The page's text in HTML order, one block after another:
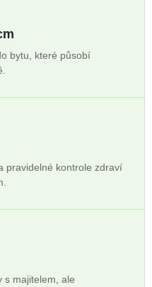
bytu, které působí
pravidelné kontrole zdraví
s majitelem, ale